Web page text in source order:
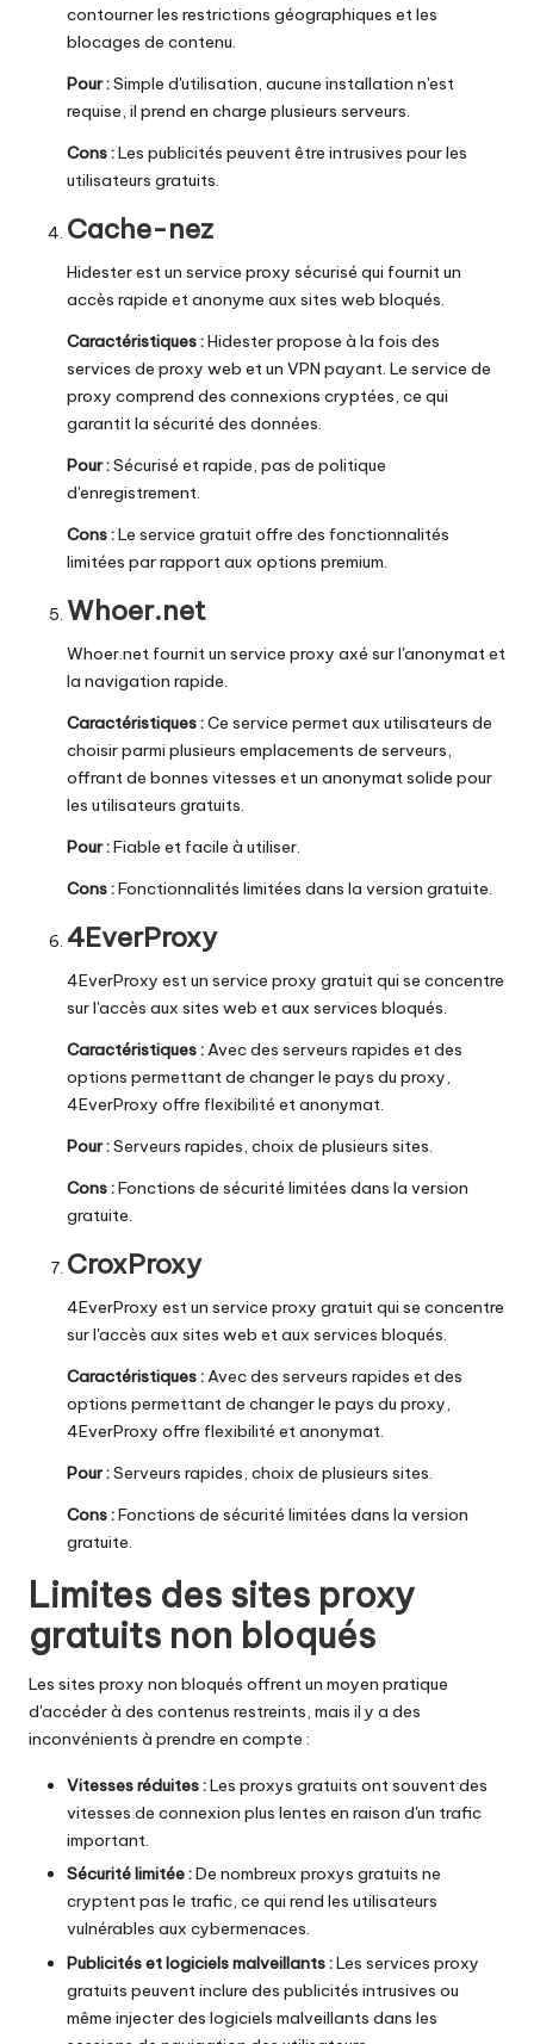
contourner les restrictions géographiques et les
blocages de contenu.
Pour :Simple d'utilisation, aucune installation n'est
requise, il prend en charge plusieurs serveurs.
Cons :Les publicités peuvent être intrusives pour les
utilisateurs gratuits.
Cache-nez
Hidester est un service proxy sécurisé qui fournit un
accès rapide et anonyme aux sites web bloqués.
Caractéristiques :Hidester propose à la fois des
services de proxy web et un VPN payant. Le service de
proxy comprend des connexions cryptées, ce qui
garantit la sécurité des données.
Pour :Sécurisé et rapide, pas de politique
d'enregistrement.
Cons :Le service gratuit offre des fonctionnalités
limitées par rapport aux options premium.
Whoer.net
Whoer.net fournit un service proxy axé sur l'anonymat et
la navigation rapide.
Caractéristiques :Ce service permet aux utilisateurs de
choisir parmi plusieurs emplacements de serveurs,
offrant de bonnes vitesses et un anonymat solide pour
les utilisateurs gratuits.
Pour :Fiable et facile à utiliser.
Cons :Fonctionnalités limitées dans la version gratuite.
4EverProxy
4EverProxy est un service proxy gratuit qui se concentre
sur l'accès aux sites web et aux services bloqués.
Caractéristiques :Avec des serveurs rapides et des
options permettant de changer le pays du proxy,
4EverProxy offre flexibilité et anonymat.
Pour :Serveurs rapides, choix de plusieurs sites.
Cons :Fonctions de sécurité limitées dans la version
gratuite.
CroxProxy
4EverProxy est un service proxy gratuit qui se concentre
sur l'accès aux sites web et aux services bloqués.
Caractéristiques :Avec des serveurs rapides et des
options permettant de changer le pays du proxy,
4EverProxy offre flexibilité et anonymat.
Pour :Serveurs rapides, choix de plusieurs sites.
Cons :Fonctions de sécurité limitées dans la version
gratuite.
Limites des sites proxy
gratuits non bloqués
Les sites proxy non bloqués offrent un moyen pratique
d'accéder à des contenus restreints, mais il y a des
inconvénients à prendre en compte :
Vitesses réduites :Les proxys gratuits ont souvent des
vitesses de connexion plus lentes en raison d'un trafic
important.
Sécurité limitée :De nombreux proxys gratuits ne
cryptent pas le trafic, ce qui rend les utilisateurs
vulnérables aux cybermenaces.
Publicités et logiciels malveillants :Les services proxy
gratuits peuvent inclure des publicités intrusives ou
même injecter des logiciels malveillants dans les